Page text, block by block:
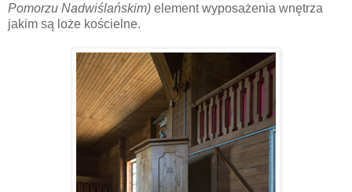
Pomorzu Nadwiślańskim) element wyposażenia wnętrza
jakim są loże kościelne.